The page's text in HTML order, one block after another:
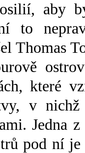
aby
to
Thomas
které
v
Jedna
pod ní